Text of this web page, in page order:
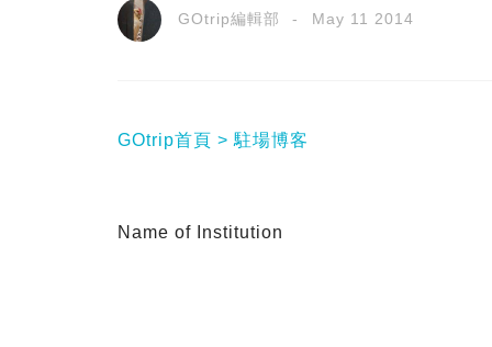
GOtrip編輯部 May 11 2014
GOtrip首頁 駐場博客
Name of Institution